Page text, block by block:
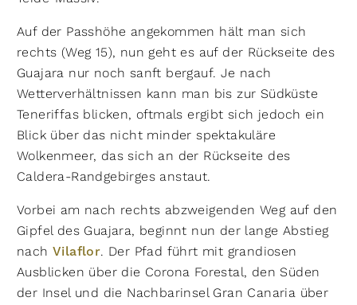
Auf der Passhöhe angekommen hält man sich
rechts (Weg 15), nun geht es auf der Rückseite des
Guajara nur noch sanft bergauf. Je nach
Wetterverhältnissen kann man bis zur Südküste
Teneriffas blicken, oftmals ergibt sich jedoch ein
Blick über das nicht minder spektakuläre
Wolkenmeer, das sich an der Rückseite des
Caldera-Randgebirges anstaut.
Vorbei am nach rechts abzweigenden Weg auf den
Gipfel des Guajara, beginnt nun der lange Abstieg
nach Vilaflor. Der Pfad führt mit grandiosen
Ausblicken über die Corona Forestal, den Süden
der Insel und die Nachbarinsel Gran Canaria über